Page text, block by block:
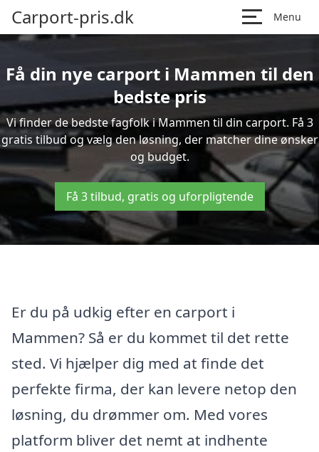
Carport-pris.dk Menu
Få din nye carport i Mammen til den
bedste pris
Vi finder de bedste fagfolk i Mammen til din carport. Få 3
gratis tilbud og vælg den løsning, der matcher dine ønsker
og budget.
Få 3 tilbud, gratis og uforpligtende
Er du på udkig efter en carport i
Mammen? Så er du kommet til det rette
sted. Vi hjælper dig med at finde det
perfekte firma, der kan levere netop den
løsning, du drømmer om. Med vores
platform bliver det nemt at indhente